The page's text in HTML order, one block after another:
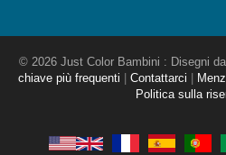
© 2026 Just Color Bambini : Disegni
chiave più frequenti
Contattarci
Politica sulla